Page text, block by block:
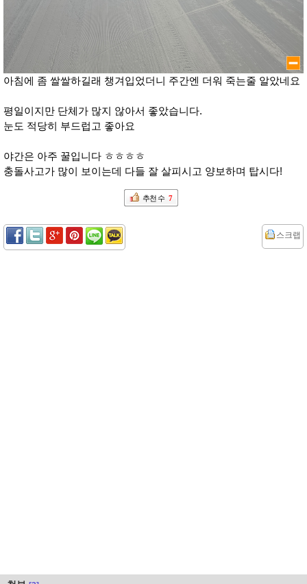
아침에 좀 쌀쌀하길래 챙겨입었더니 주간엔 더워 죽는줄 알았네요
평일이지만 단체가 많지 않아서 좋았습니다.
눈도 적당히 부드럽고 좋아요
야간은 아주 꿀입니다 ㅎㅎㅎㅎ
충돌사고가 많이 보이는데 다들 잘 살피시고 양보하며 탑시다!
추천 수 7
스크랩